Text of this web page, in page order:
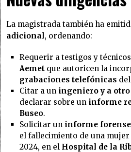
La magistrada también ha
adicional, ordenando:
Requerir a testigos y
Aemet que autoricen la
grabaciones telefónicas
Citar a un ingeniero y a
declarar sobre un informe
Buseo.
Solicitar un informe forense
el fallecimiento de una
2024, en el Hospital de la